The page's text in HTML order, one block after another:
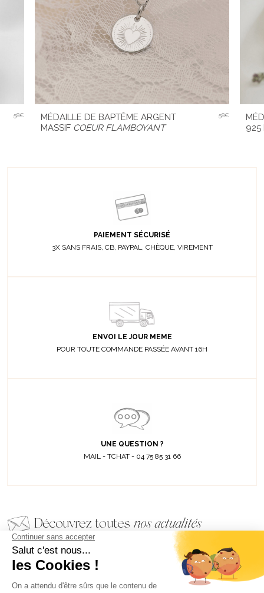
58€
MÉDAILLE DE BAPTÊME ARGENT
MASSIF COEUR FLAMBOYANT
58€
925
PAIEMENT SÉCURISÉ
3X SANS FRAIS, CB, PAYPAL, CHÈQUE, VIREMENT
ENVOI LE JOUR MEME
POUR TOUTE COMMANDE PASSÉE AVANT 16H
UNE QUESTION ?
MAIL - TCHAT - 04 75 85 31 66
Découvrez toutes nos actualités
EMAIL
VALIDER